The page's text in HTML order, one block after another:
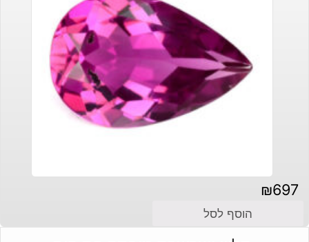
₪697
הוסף לסל